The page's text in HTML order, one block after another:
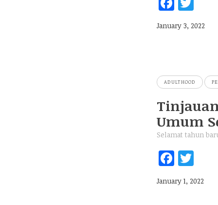
ce
b
w
itt
January 3, 2022
ADULTHOOD
Umum
Selamat tahun
Fa
ce
b
w
itt
January 1, 2022